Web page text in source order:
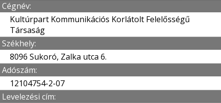
Cégnév:
Kultúrpart Kommunikációs Korlátolt Felelősségű
Társaság
Székhely:
8096 Sukoró, Zalka utca 6.
Adószám:
12104754-2-07
Levelezési cím: